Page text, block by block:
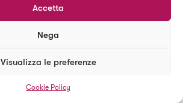
Accetta
Nega
Visualizza le preferenze
Cookie Policy